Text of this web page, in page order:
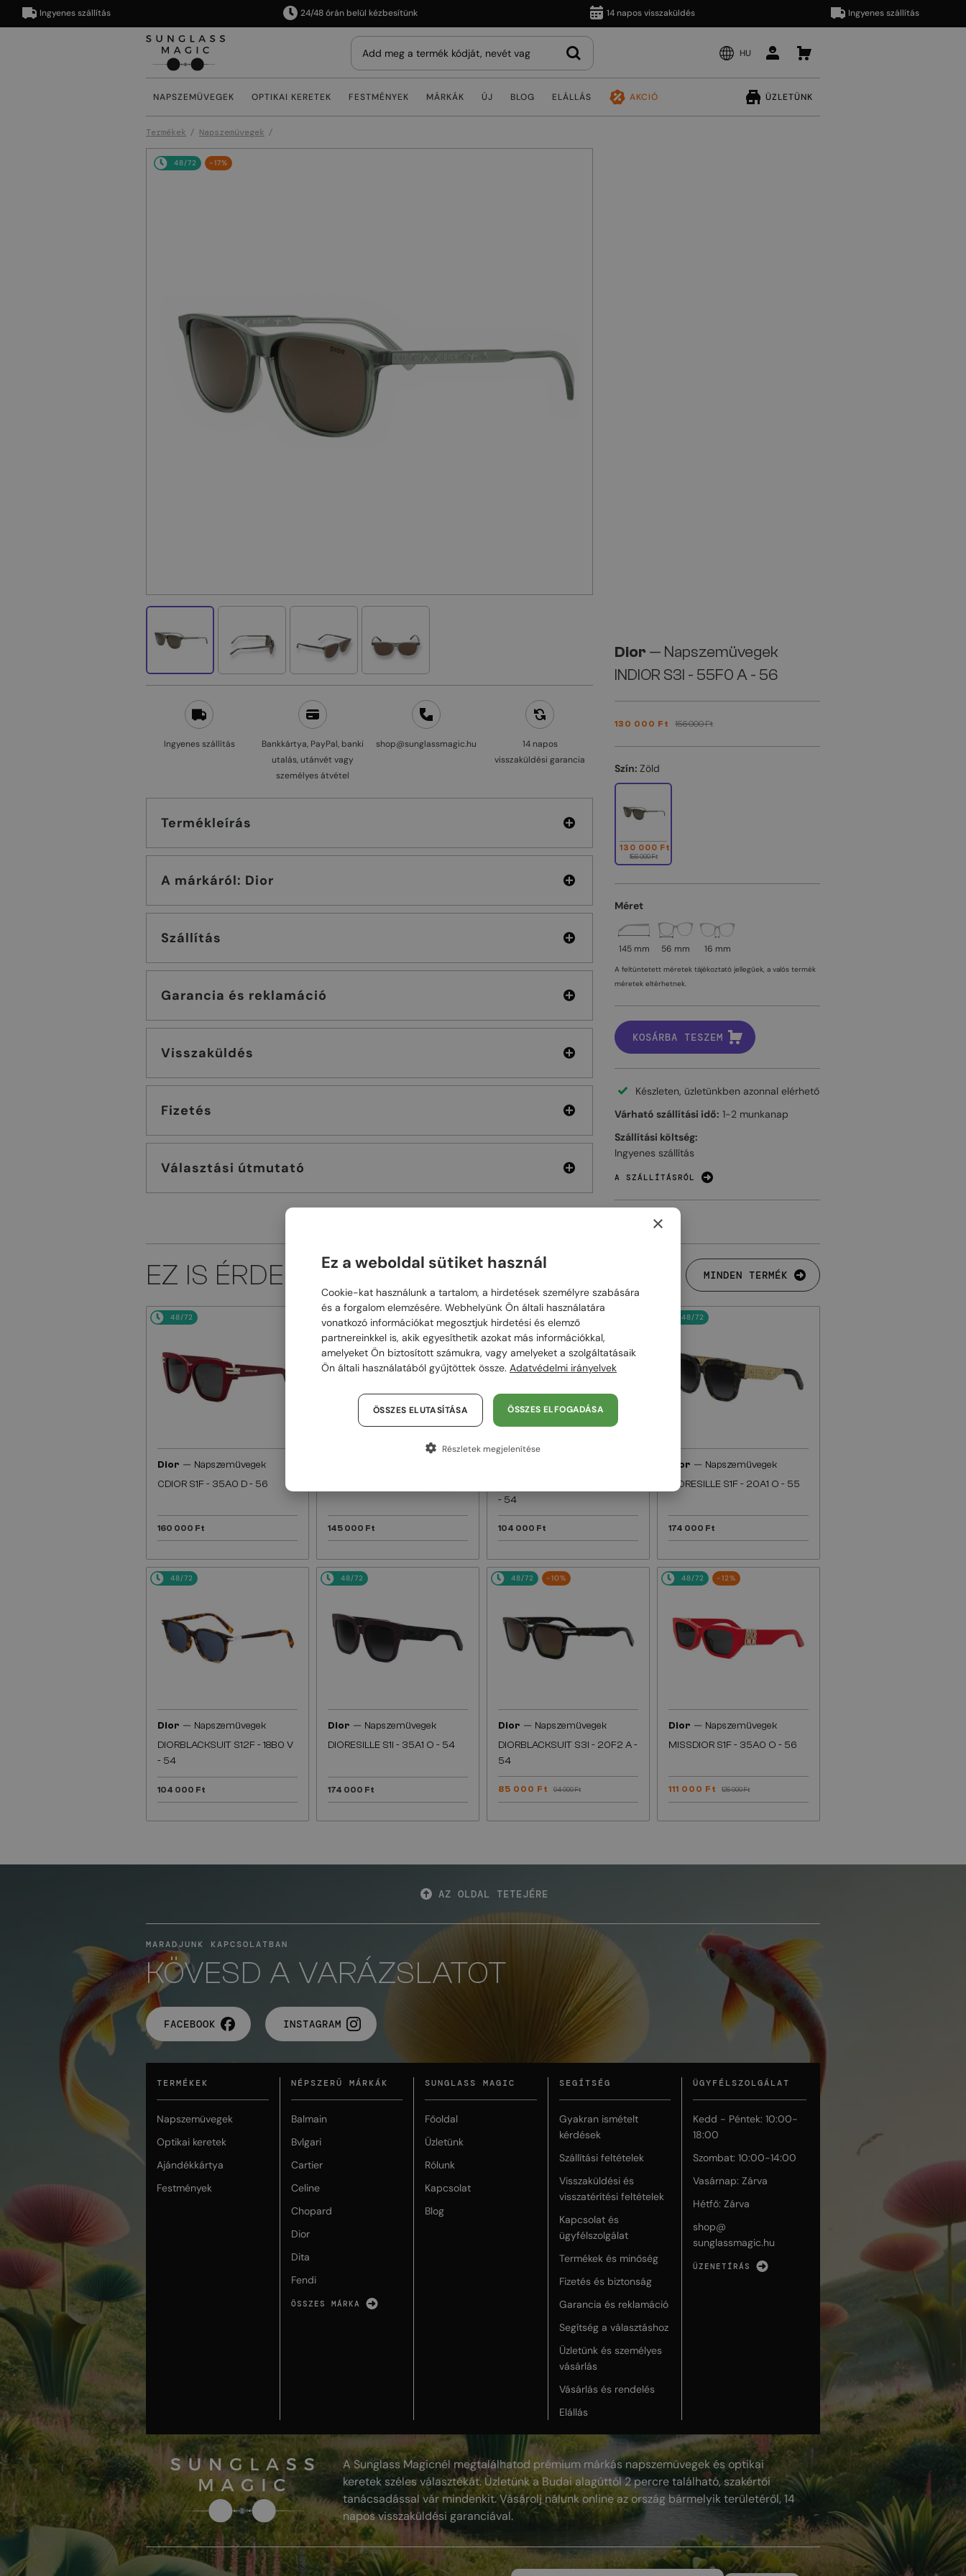
Ingyenes szállítás 24/48 órán belül kézbesítünk 14 napos visszaküldés Ingyenes szállítás
HU
NAPSZEMÜVEGEK OPTIKAI KERETEK FESTMÉNYEK MÁRKÁK ÚJ BLOG ELÁLLÁS AKCIÓ ÜZLETÜNK
Termékek Napszemüvegek
48/72 -17%
Ingyenes szállítás
Bankkártya, PayPal, banki
utalás, utánvét vagy
személyes átvétel
shop@sunglassmagic.hu
14 napos
visszaküldési garancia
Termékleírás
A márkáról: Dior
Szállítás
Garancia és reklamáció
Visszaküldés
Fizetés
Választási útmutató
Dior — Napszemüvegek
INDIOR S3I - 55F0 A - 56
130 000 Ft 156 000 Ft
Szín: Zöld
130 000 Ft
156 000 Ft
Méret
145 mm 56 mm 16 mm
A feltüntetett méretek tájékoztató jellegűek, a valós termék
méretek eltérhetnek.
KOSÁRBA TESZEM
Készleten, üzletünkben azonnal elérhető
Várható szállítási idő: 1-2 munkanap
Szállítási költség:
Ingyenes szállítás
A SZÁLLÍTÁSRÓL
EZ IS ÉRDEKELHET MINDEN TERMÉK
48/72
Dior — Napszemüvegek
CDIOR S1F - 35A0 D - 56
160 000 Ft
48/72
145 000 Ft
48/72
- 54
104 000 Ft
48/72
Dior — Napszemüvegek
DIORESILLE S1F - 20A1 O - 55
174 000 Ft
48/72
Dior — Napszemüvegek
DIORBLACKSUIT S12F - 18B0 V
- 54
104 000 Ft
48/72
Dior — Napszemüvegek
DIORESILLE S1I - 35A1 O - 54
174 000 Ft
48/72 -10%
Dior — Napszemüvegek
DIORBLACKSUIT S3I - 20F2 A -
54
85 000 Ft 94 000 Ft
48/72 -12%
Dior — Napszemüvegek
MISSDIOR S1F - 35A0 O - 56
111 000 Ft 126 000 Ft
AZ OLDAL TETEJÉRE
MARADJUNK KAPCSOLATBAN
KÖVESD A VARÁZSLATOT
FACEBOOK INSTAGRAM
TERMÉKEK
Napszemüvegek
Optikai keretek
Ajándékkártya
Festmények
NÉPSZERŰ MÁRKÁK
Balmain
Bvlgari
Cartier
Celine
Chopard
Dior
Dita
Fendi
ÖSSZES MÁRKA
SUNGLASS MAGIC
Főoldal
Üzletünk
Rólunk
Kapcsolat
Blog
SEGÍTSÉG
Gyakran ismételt
kérdések
Szállítási feltételek
Visszaküldési és
visszatérítési feltételek
Kapcsolat és
ügyfélszolgálat
Termékek és minőség
Fizetés és biztonság
Garancia és reklamáció
Segítség a választáshoz
Üzletünk és személyes
vásárlás
Vásárlás és rendelés
Elállás
ÜGYFÉLSZOLGÁLAT
Kedd - Péntek: 10:00-
18:00
Szombat: 10:00-14:00
Vasárnap: Zárva
Hétfő: Zárva
shop@
sunglassmagic.hu
ÜZENETÍRÁS
A Sunglass Magicnél megtalálhatod prémium márkás napszemüvegek és optikai
keretek széles választékát. Üzletünk a Budai alagúttól 2 percre található, szakértői
tanácsadással vár mindenkit. Vásárolj nálunk online az ország bármelyik területéről, 14
napos visszaküldési garanciával.
×
Ez a weboldal sütiket használ
Cookie-kat használunk a tartalom, a hirdetések személyre szabására
és a forgalom elemzésére. Webhelyünk Ön általi használatára
vonatkozó információkat megosztjuk hirdetési és elemző
partnereinkkel is, akik egyesíthetik azokat más információkkal,
amelyeket Ön biztosított számukra, vagy amelyeket a szolgáltatásaik
Ön általi használatából gyűjtöttek össze. Adatvédelmi irányelvek
ÖSSZES ELFOGADÁSA
ÖSSZES ELUTASÍTÁSA
Részletek megjelenítése